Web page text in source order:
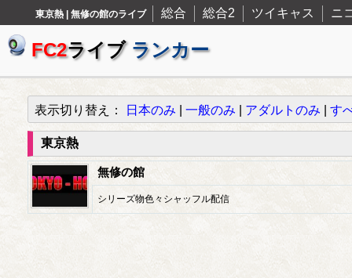
東京熱 | 無修の館のライブ 総合 総合2 ツイキャス ニ
FC2ライブ ランカー
表示切り替え： 日本のみ 一般のみ アダルトのみ す
東京熱
無修の館
シリーズ物色々シャッフル配信